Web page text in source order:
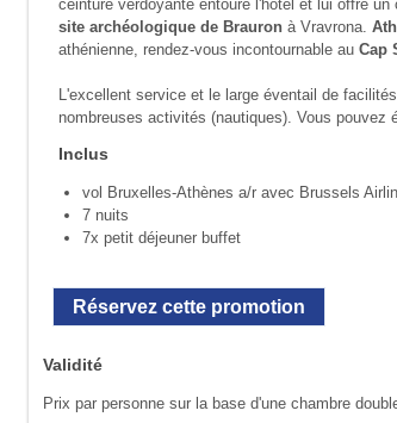
ceinture verdoyante entoure l'hôtel et lui offre
site archéologique de Brauron à Vravrona.
athénienne, rendez-vous incontournable auCap
L'excellent service et le large éventail de
nombreuses activités (nautiques). Vous
Inclus
vol Bruxelles-Athènes a/r avec Brussels
7 nuits
7x petit déjeuner buffet
Réservez cette promotion
Validité
Prix par personne sur la base d'une chambre